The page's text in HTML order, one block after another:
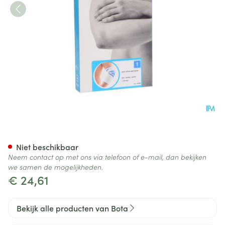
€ 24,61
Niet beschikbaar
Neem contact op met ons via telefoon of e-mail, dan bekijken
we samen de mogelijkheden.
Bekijk alle producten van Bota